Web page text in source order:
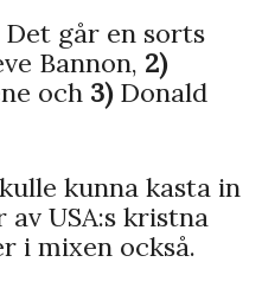
går en sorts
Bannon, 2)
och 3)Donald
kunna kasta in
av USA:s kristna
i mixen också.